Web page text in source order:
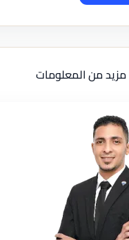
من المعلومات